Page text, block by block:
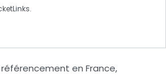
.
en France,